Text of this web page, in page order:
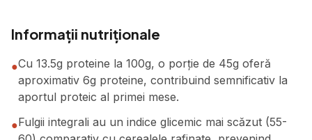
Informații nutriționale
●Cu 13.5g proteine la 100g, o porție de 45g oferă
aproximativ 6g proteine, contribuind semnificativ la
aportul proteic al primei mese.
●Fulgii integrali au un indice glicemic mai scăzut (55-